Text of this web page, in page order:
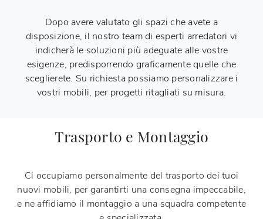
Dopo avere valutato gli spazi che avete a
disposizione, il nostro team di esperti arredatori vi
indicherà le soluzioni più adeguate alle vostre
esigenze, predisporrendo graficamente quelle che
sceglierete. Su richiesta possiamo personalizzare i
vostri mobili, per progetti ritagliati su misura.
Trasporto e Montaggio
Ci occupiamo personalmente del trasporto dei tuoi
nuovi mobili, per garantirti una consegna impeccabile,
e ne affidiamo il montaggio a una squadra competente